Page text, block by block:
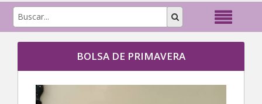
BOLSA DE PRIMAVERA